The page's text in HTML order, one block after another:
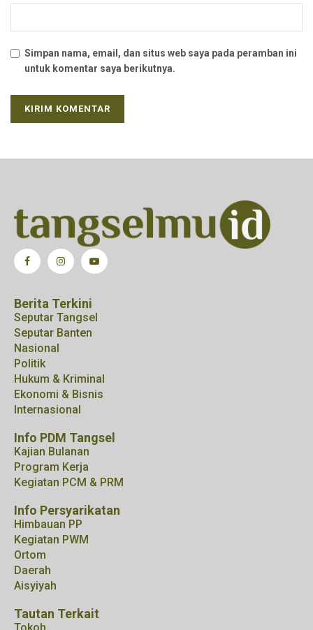
Simpan nama, email, dan situs web saya pada peramban ini
untuk komentar saya berikutnya.
Berita Terkini
Seputar Tangsel
Seputar Banten
Nasional
Politik
Hukum & Kriminal
Ekonomi & Bisnis
Internasional
Info PDM Tangsel
Kajian Bulanan
Program Kerja
Kegiatan PCM & PRM
Info Persyarikatan
Himbauan PP
Kegiatan PWM
Ortom
Daerah
Aisyiyah
Tautan Terkait